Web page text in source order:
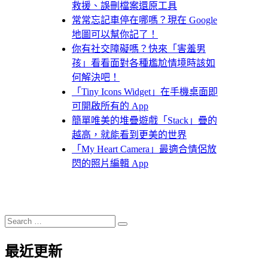
救援、誤刪檔案還原工具
常常忘記車停在哪嗎？現在 Google
地圖可以幫你記了！
你有社交障礙嗎？快來「害羞男
孩」看看面對各種尷尬情境時該如
何解決吧！
「Tiny Icons Widget」在手機桌面即
可開啟所有的 App
簡單唯美的堆疊遊戲「Stack」疊的
越高，就能看到更美的世界
「My Heart Camera」最適合情侶放
閃的照片編輯 App
Search
for:
Search
最近更新